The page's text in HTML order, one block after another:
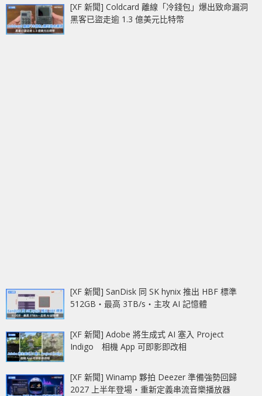
[XF 新聞] Coldcard 離線「冷錢包」爆出致命漏洞
黑客已盜走逾 1.3 億美元比特幣
[XF 新聞] SanDisk 同 SK hynix 推出 HBF 標準
512GB‧最高 3TB/s‧主攻 AI 記憶體
[XF 新聞] Adobe 將生成式 AI 塞入 Project
Indigo 相機 App 可即影即改相
[XF 新聞] Winamp 夥拍 Deezer 準備強勢回歸
2027 上半年登場‧重新定義串流音樂播放器